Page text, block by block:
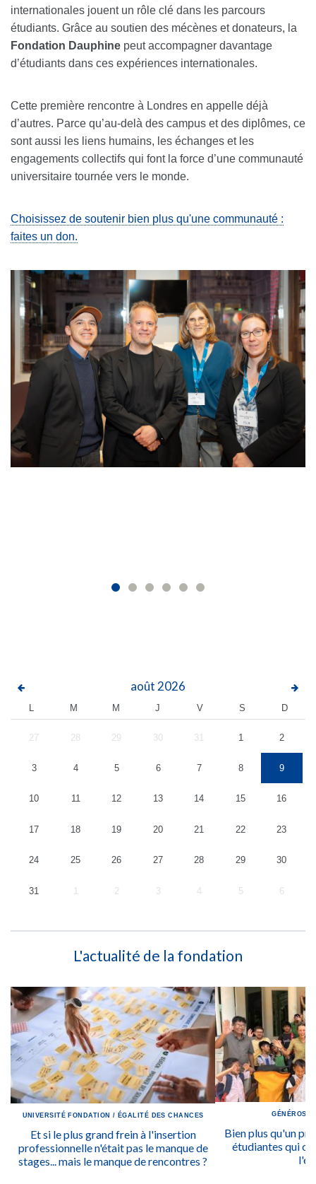
internationales jouent un rôle clé dans les parcours
étudiants. Grâce au soutien des mécènes et donateurs, la
Fondation Dauphine peut accompagner davantage
d’étudiants dans ces expériences internationales.
Cette première rencontre à Londres en appelle déjà
d’autres. Parce qu’au-delà des campus et des diplômes, ce
sont aussi les liens humains, les échanges et les
engagements collectifs qui font la force d’une communauté
universitaire tournée vers le monde.
Choisissez de soutenir bien plus qu'une communauté :
faites un don.
août 2026
L M M J V S D
27 28 29 30 31 1 2
3 4 5 6 7 8 9
10 11 12 13 14 15 16
17 18 19 20 21 22 23
24 25 26 27 28 29 30
31 1 2 3 4 5 6
L'actualité de la fondation
UNIVERSITÉ FONDATION / ÉGALITÉ DES CHANCES
Et si le plus grand frein à l'insertion
professionnelle n'était pas le manque de
stages... mais le manque de rencontres ?
Bien plus qu'un
étudiantes qui